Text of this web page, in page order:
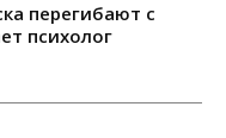
перегибают с
психолог